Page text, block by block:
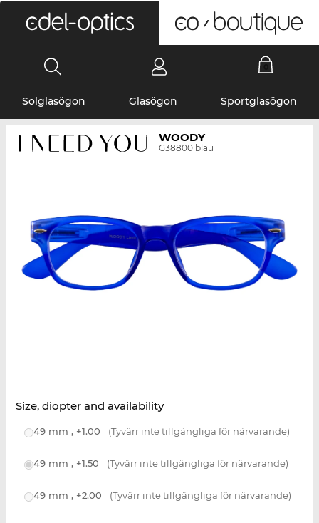
Solglasögon Glasögon Sportglasögon
WOODY
G38800 blau
Size, diopter and availability
49 mm , +1.00 (Tyvärr inte tillgängliga för närvarande)
49 mm , +1.50 (Tyvärr inte tillgängliga för närvarande)
49 mm , +2.00 (Tyvärr inte tillgängliga för närvarande)